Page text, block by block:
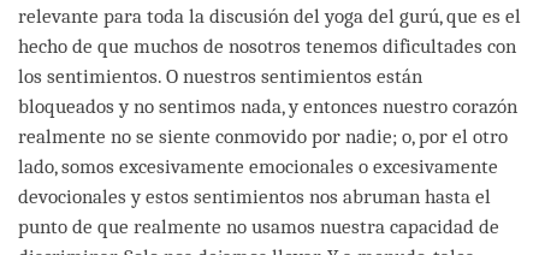
relevante para toda la discusión del yoga del gurú, que es el
hecho de que muchos de nosotros tenemos dificultades con
los sentimientos. O nuestros sentimientos están
bloqueados y no sentimos nada, y entonces nuestro corazón
realmente no se siente conmovido por nadie; o, por el otro
lado, somos excesivamente emocionales o excesivamente
devocionales y estos sentimientos nos abruman hasta el
punto de que realmente no usamos nuestra capacidad de